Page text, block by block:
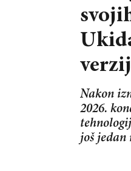
Nakon
2026.
još